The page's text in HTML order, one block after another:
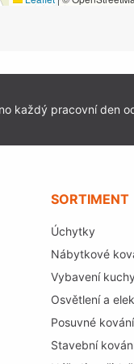
každý pracovní den
SORTIMENT
Úchytky
Nábytkové
Vybavení
Osvětlení a
Posuvné kování
Stavební